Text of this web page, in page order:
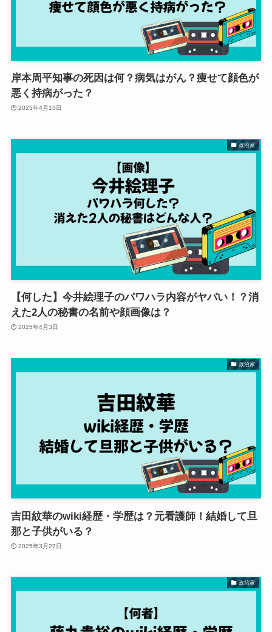
岸本周平知事の死因は何？病気はがん？痩せて顔色が
悪く持病がった？
2025年4月15日
政治家
【何した】今井絵理子のパワハラ内容がヤバい！？消
えた2人の秘書の名前や顔画像は？
2025年4月3日
政治家
吉田紋華のwiki経歴・学歴は？元看護師！結婚して旦
那と子供がいる？
2025年3月27日
政治家